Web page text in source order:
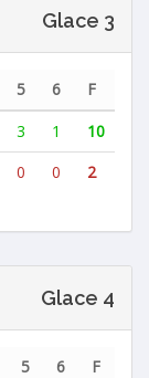
Glace 3
5 6
F
3 1
10
0 0 2
Glace 4
5 6
F